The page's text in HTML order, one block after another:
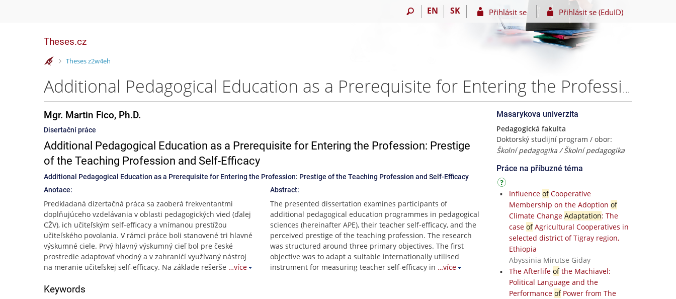
EN SK Přihlásit se Přihlásit se (EduID)
Theses.cz
>
Theses z2w4eh
Additional Pedagogical Education as a Prerequisite for Entering the Profession: Prestige of the Teaching Profession and Self-Efficacy – Mgr. Martin Fico, Ph.D.
Mgr. Martin Fico, Ph.D.
Disertační práce
Additional Pedagogical Education as a Prerequisite for Entering the Profession: Prestige
of the Teaching Profession and Self-Efficacy
Additional Pedagogical Education as a Prerequisite for Entering the Profession: Prestige of the Teaching Profession and Self-Efficacy
Anotace:
Predkladaná dizertačná práca sa zaoberá frekventantmi
doplňujúceho vzdelávania v oblasti pedagogických vied (ďalej
CŽV), ich učiteľským self-efficacy a vnímanou prestížou
učiteľského povolania. V rámci práce boli stanovené tri hlavné
výskumné ciele. Prvý hlavný výskumný cieľ bol pre české
prostredie adaptovať vhodný a v zahranićí využívaný nástroj
na meranie učiteľskej self-efficacy. Na základe rešerše …více
Abstract:
The presented dissertation examines participants of
additional pedagogical education programmes in pedagogical
sciences (hereinafter APE), their teacher self-efficacy, and the
perceived prestige of the teaching profession. The research
was structured around three primary objectives. The first
objective was to adapt a suitable internationally utilised
instrument for measuring teacher self-efficacy in …více
Keywords
Masarykova univerzita
Pedagogická fakulta
Doktorský studijní program / obor:
Školní pedagogika / Školní pedagogika
Práce na příbuzné téma
Influence ofCooperative
Membership on the Adoption of
Climate Change Adaptation: The
case ofAgricultural Cooperatives in
selected district of Tigray region,
Ethiopia
Abyssinia Mirutse Giday
The Afterlife ofthe Machiavel:
Political Language and the
Performance ofPower from The